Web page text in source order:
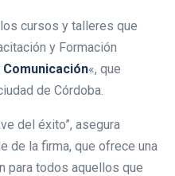
cursos y talleres que
y Formación
«, que
de Córdoba.
del éxito”, asegura
de la firma, que ofrece una
para todos aquellos que